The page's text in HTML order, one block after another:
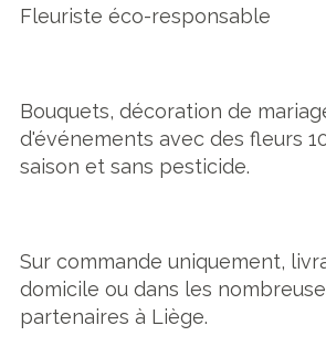
Fleuriste éco-responsable
Bouquets, décoration de
d'événements avec des fleurs
saison et sans pesticide.
Sur commande uniquement,
domicile ou dans les
partenaires à Liège.